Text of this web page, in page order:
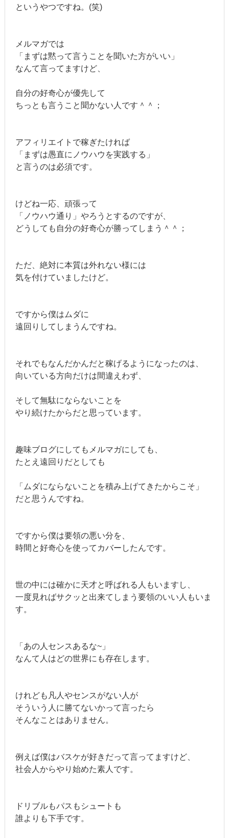
というやつですね。(笑)
メルマガでは
「まずは黙って言うことを聞いた方がいい」
なんて言ってますけど、
自分の好奇心が優先して
ちっとも言うこと聞かない人です＾＾；
アフィリエイトで稼ぎたければ
「まずは愚直にノウハウを実践する」
と言うのは必須です。
けどね一応、頑張って
「ノウハウ通り」やろうとするのですが、
どうしても自分の好奇心が勝ってしまう＾＾；
ただ、絶対に本質は外れない様には
気を付けていましたけど。
ですから僕はムダに
遠回りしてしまうんですね。
それでもなんだかんだと稼げるようになったのは、
向いている方向だけは間違えわず、
そして無駄にならないことを
やり続けたからだと思っています。
趣味ブログにしてもメルマガにしても、
たとえ遠回りだとしても
「ムダにならないことを積み上げてきたからこそ」
だと思うんですね。
ですから僕は要領の悪い分を、
時間と好奇心を使ってカバーしたんです。
世の中には確かに天才と呼ばれる人もいますし、
一度見ればサクッと出来てしまう要領のいい人もいま
す。
「あの人センスあるな~」
なんて人はどの世界にも存在します。
けれども凡人やセンスがない人が
そういう人に勝てないかって言ったら
そんなことはありません。
例えば僕はバスケが好きだって言ってますけど、
社会人からやり始めた素人です。
ドリブルもパスもシュートも
誰よりも下手です。